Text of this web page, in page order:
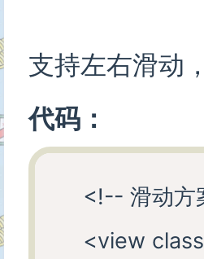
支持左右滑动
代码：
<!-- 滑动方
<view